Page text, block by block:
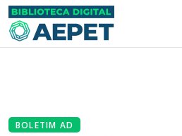
BOLETIM AD